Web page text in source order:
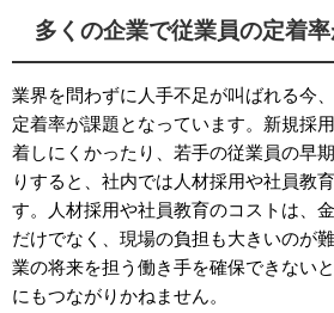
多くの企業で従業員の定着
業界を問わずに人手不足が叫ばれる今
定着率が課題となっています。新規採
着しにくかったり、若手の従業員の早
りすると、社内では人材採用や社員教
す。人材採用や社員教育のコストは、
だけでなく、現場の負担も大きいのが
業の将来を担う働き手を確保できない
にもつながりかねません。